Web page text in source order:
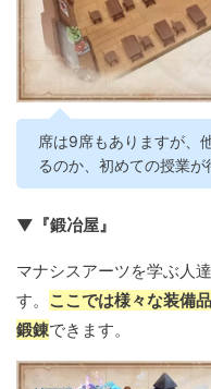
席は9席もありますが、
るのか、初めての授業が
▼『鍛冶屋』
マナシスアーツを学ぶ人
す。 ここでは様々な装備
鍛錬できます。